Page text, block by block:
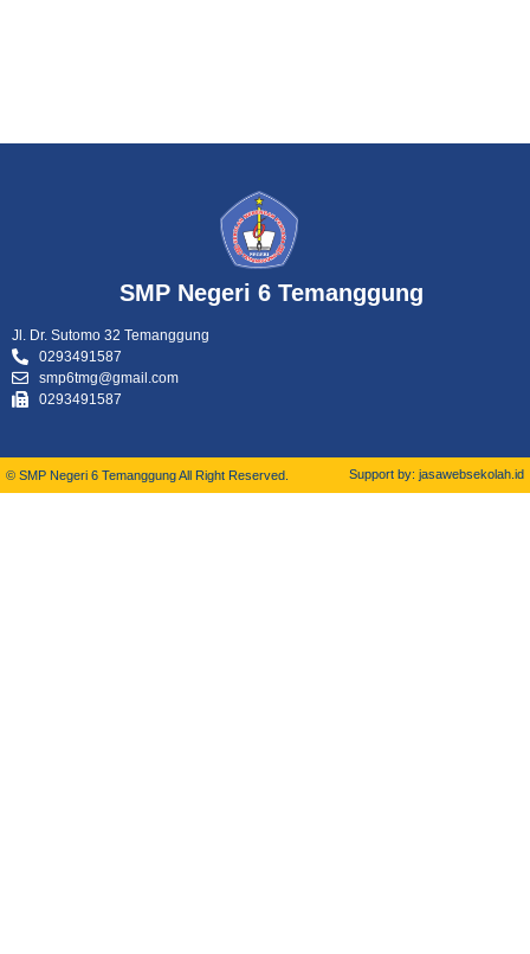
SMP Negeri 6 Temanggung
Jl. Dr. Sutomo 32 Temanggung
0293491587
smp6tmg@gmail.com
0293491587
© SMP Negeri 6 Temanggung All Right Reserved. Support by: jasawebsekolah.id